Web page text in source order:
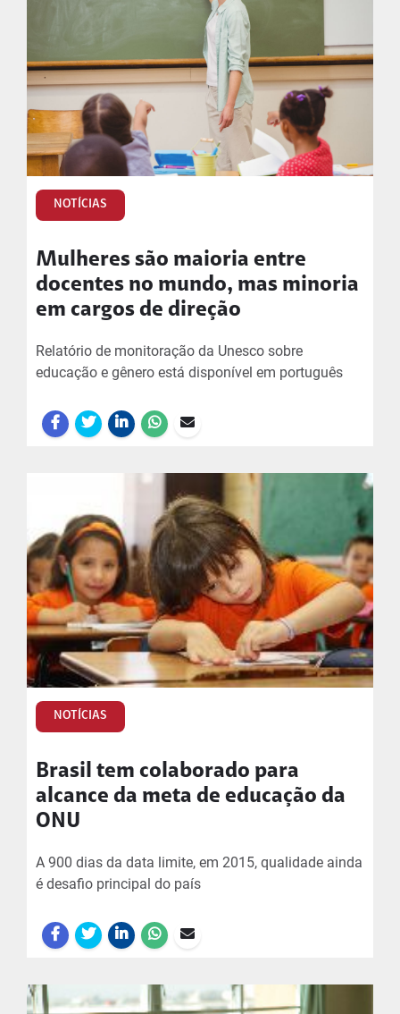
NOTÍCIAS
Mulheres são maioria entre
docentes no mundo, mas minoria
em cargos de direção
Relatório de monitoração da Unesco sobre
educação e gênero está disponível em português
NOTÍCIAS
Brasil tem colaborado para
alcance da meta de educação da
ONU
A 900 dias da data limite, em 2015, qualidade ainda
é desafio principal do país